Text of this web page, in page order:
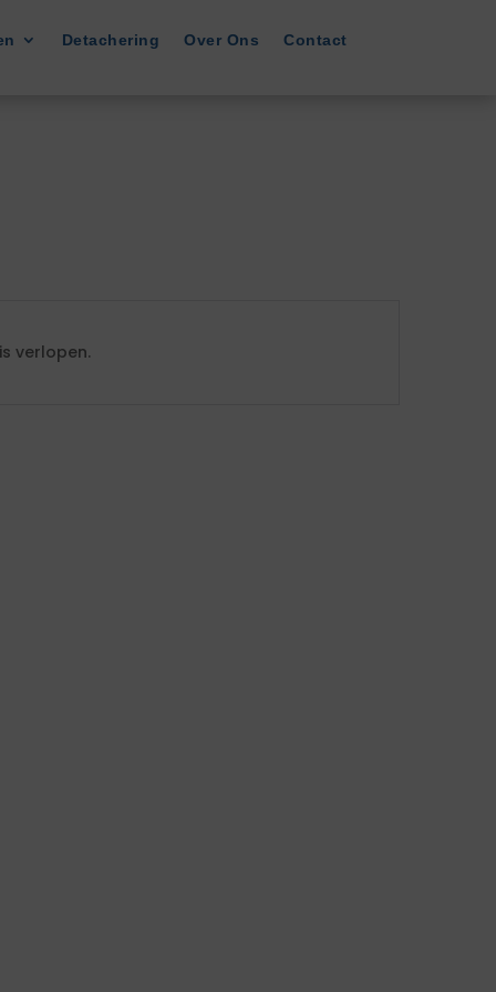
Detachering Over Ons Contact
verlopen.